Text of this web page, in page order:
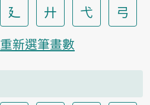
廴 廾 弋
弓
重新選筆畫數